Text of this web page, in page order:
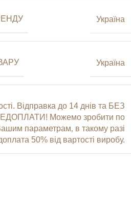
Україна
Україна
Відправка до 14 днів та БЕЗ
Можемо зробити по
параметрам‚ в такому разі
50% від вартості виробу.